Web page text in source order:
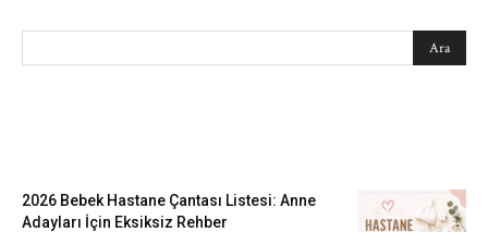
2026 Bebek Hastane Çantası Listesi: Anne
Adayları İçin Eksiksiz Rehber